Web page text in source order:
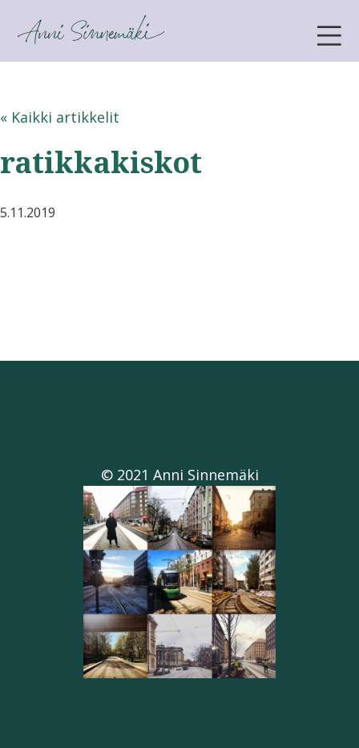
ANNI SINNEMÄKI
« Kaikki artikkelit
ratikkakiskot
5.11.2019
© 2021 Anni Sinnemäki